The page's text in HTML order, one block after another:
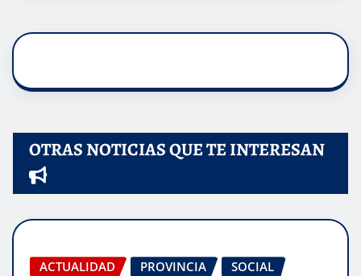
OTRAS NOTICIAS QUE TE INTERESAN
ACTUALIDAD PROVINCIA
SOCIAL